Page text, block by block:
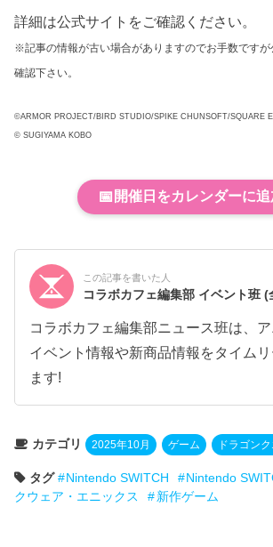
詳細は公式サイトをご確認ください。
※記事の情報が古い場合がありますのでお手数です
確認下さい。
©ARMOR PROJECT/BIRD STUDIO/SPIKE CHUNSOFT/SQUARE
© SUGIYAMA KOBO
📅 開催日をカレンダーに追
この記事を書いた人
コラボカフェ編集部 イベント班(
コラボカフェ編集部ニュース班は、
イベント情報や新商品情報をタイム
ます!
カテゴリ 2025年10月 ゲーム ドラゴン
タグ Nintendo SWITCH Nintendo
クウェア・エニックス
新作ゲーム